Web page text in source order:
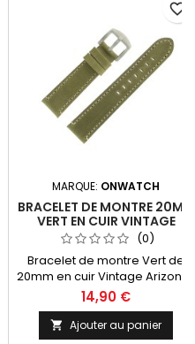
MARQUE: ONWATCH
BRACELET DE MONTRE 20MM
VERT EN CUIR VINTAGE
ARIZONA FABRICATION
ARTISANALE EUROPÉENNE
(0)
Bracelet de montre Vert de
20mm en cuir Vintage Arizona.
Fabrication Artisanale Fait Main,
Made in Spain.
14,90 €
 Ajouter au panier
favorite_border